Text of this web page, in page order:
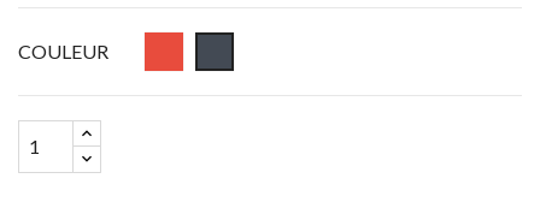
COULEUR